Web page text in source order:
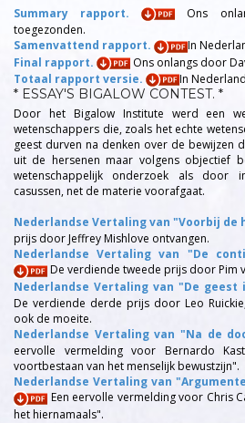
Summary rapport.
Ons
toegezonden.
Samenvattend rapport.
In
Final rapport.
Ons onlangs door
Totaal rapport versie.
In
* ESSAY'S BIGALOW CONTEST. *
Door het Bigalow Institute werd een
wetenschappers die, zoals het echte
geest durven na denken over de bewijzen
uit de hersenen maar volgens objectief
wetenschappelijk onderzoek als door
casussen, net de materie voorafgaat.
Nederlandse Vertaling van "Voorbij de
prijs door Jeffrey Mishlove ontvangen.
Nederlandse Vertaling van "De
De verdiende tweede prijs door Pim
Nederlandse Vertaling van "De geest
De verdiende derde prijs door Leo
ook de moeite.
Nederlandse Vertaling van "Na de
eervolle vermelding voor Bernardo
voortbestaan van het menselijk bewustzijn".
Nederlandse Vertaling van
Een eervolle vermelding voor Chris
het hiernamaals".